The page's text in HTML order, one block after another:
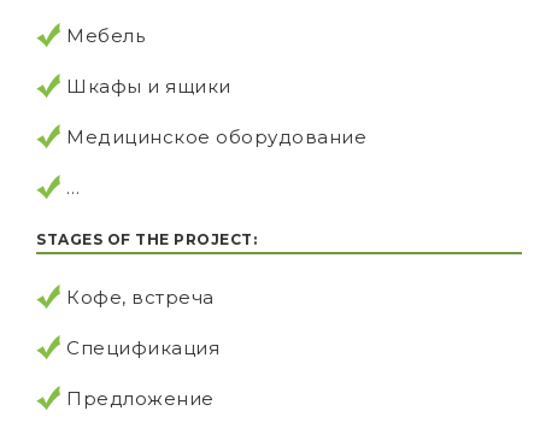
Мебель
Шкафы и ящики
Медицинское оборудование
…
STAGES OF THE PROJECT:
Кофе, встреча
Спецификация
Предложение